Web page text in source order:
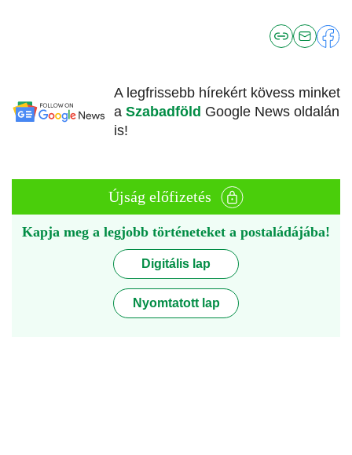
A legfrissebb hírekért kövess minket
a Szabadföld Google News oldalán
is!
Újság előfizetés
Kapja meg a legjobb történeteket a postaládájába!
Digitális lap
Nyomtatott lap